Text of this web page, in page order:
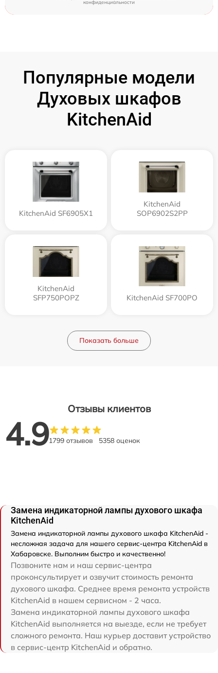
конфиденциальности
Популярные модели
Духовых шкафов
KitchenAid
KitchenAid SF6905X1
KitchenAid
SOP6902S2PP
KitchenAid
SFP750POPZ
KitchenAid SF700PO
Показать больше
Отзывы клиентов
4.91799 отзывов 5358 оценок
Замена индикаторной лампы духового шкафа
KitchenAid
Замена индикаторной лампы духового шкафа KitchenAid -
несложная задача для нашего сервис-центра KitchenAid в
Хабаровске. Выполним быстро и качественно!
Позвоните нам и наш сервис-центра
проконсультирует и озвучит стоимость ремонта
духового шкафа. Среднее время ремонта устройств
KitchenAid в нашем сервисном - 2 часа.
Замена индикаторной лампы духового шкафа
KitchenAid выполняется на выезде, если не требует
сложного ремонта. Наш курьер доставит устройство
в сервис-центр KitchenAid и обратно.